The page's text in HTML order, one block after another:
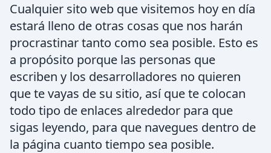
Cualquier sito web que visitemos hoy en día
estará lleno de otras cosas que nos harán
procrastinar tanto como sea posible. Esto es
a propósito porque las personas que
escriben y los desarrolladores no quieren
que te vayas de su sitio, así que te colocan
todo tipo de enlaces alrededor para que
sigas leyendo, para que navegues dentro de
la página cuanto tiempo sea posible.